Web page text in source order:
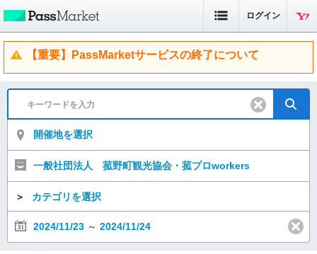
ログイン
【重要】PassMarketサービスの終了について
開催地を選択
一般社団法人 菰野町観光協会・菰プロworkers
＞ カテゴリを選択
2024/11/23 ～ 2024/11/24